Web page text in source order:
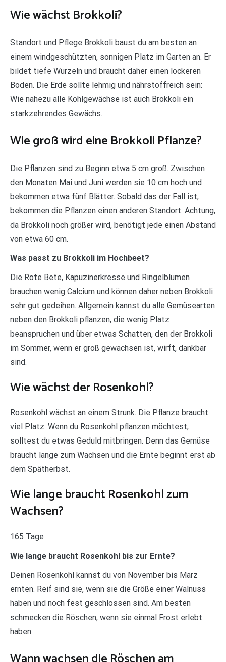
Wie wächst Brokkoli?
Standort und Pflege Brokkoli baust du am besten an
einem windgeschützten, sonnigen Platz im Garten an. Er
bildet tiefe Wurzeln und braucht daher einen lockeren
Boden. Die Erde sollte lehmig und nährstoffreich sein:
Wie nahezu alle Kohlgewächse ist auch Brokkoli ein
starkzehrendes Gewächs.
Wie groß wird eine Brokkoli Pflanze?
Die Pflanzen sind zu Beginn etwa 5 cm groß. Zwischen
den Monaten Mai und Juni werden sie 10 cm hoch und
bekommen etwa fünf Blätter. Sobald das der Fall ist,
bekommen die Pflanzen einen anderen Standort. Achtung,
da Brokkoli noch größer wird, benötigt jede einen Abstand
von etwa 60 cm.
Was passt zu Brokkoli im Hochbeet?
Die Rote Bete, Kapuzinerkresse und Ringelblumen
brauchen wenig Calcium und können daher neben Brokkoli
sehr gut gedeihen. Allgemein kannst du alle Gemüsearten
neben den Brokkoli pflanzen, die wenig Platz
beanspruchen und über etwas Schatten, den der Brokkoli
im Sommer, wenn er groß gewachsen ist, wirft, dankbar
sind.
Wie wächst der Rosenkohl?
Rosenkohl wächst an einem Strunk. Die Pflanze braucht
viel Platz. Wenn du Rosenkohl pflanzen möchtest,
solltest du etwas Geduld mitbringen. Denn das Gemüse
braucht lange zum Wachsen und die Ernte beginnt erst ab
dem Spätherbst.
Wie lange braucht Rosenkohl zum
Wachsen?
165 Tage
Wie lange braucht Rosenkohl bis zur Ernte?
Deinen Rosenkohl kannst du von November bis März
ernten. Reif sind sie, wenn sie die Größe einer Walnuss
haben und noch fest geschlossen sind. Am besten
schmecken die Röschen, wenn sie einmal Frost erlebt
haben.